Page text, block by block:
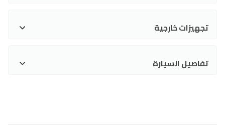
تجهيزات خارجية
تفاصيل السيارة